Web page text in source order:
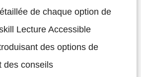
de chaque option de
Lecture Accessible
des options de
des conseils